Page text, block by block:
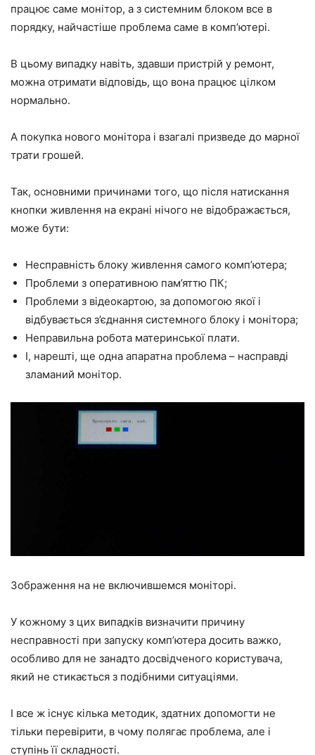
працює саме монітор, а з системним блоком все в
порядку, найчастіше проблема саме в комп’ютері.
В цьому випадку навіть, здавши пристрій у ремонт,
можна отримати відповідь, що вона працює цілком
нормально.
А покупка нового монітора і взагалі призведе до марної
трати грошей.
Так, основними причинами того, що після натискання
кнопки живлення на екрані нічого не відображається,
може бути:
Несправність блоку живлення самого комп’ютера;
Проблеми з оперативною пам’яттю ПК;
Проблеми з відеокартою, за допомогою якої і
відбувається з’єднання системного блоку і монітора;
Неправильна робота материнської плати.
І, нарешті, ще одна апаратна проблема – насправді
зламаний монітор.
Зображення на не включившемся моніторі.
У кожному з цих випадків визначити причину
несправності при запуску комп’ютера досить важко,
особливо для не занадто досвідченого користувача,
який не стикається з подібними ситуаціями.
І все ж існує кілька методик, здатних допомогти не
тільки перевірити, в чому полягає проблема, але і
ступінь її складності.